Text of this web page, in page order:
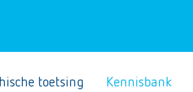
toetsing Kennisbank